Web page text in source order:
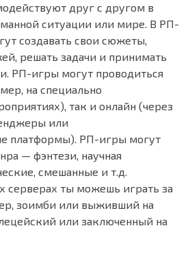
друг с другом в
ситуации или мире. В РП-
создавать свои сюжеты,
решать задачи и принимать
РП-игры могут проводиться
на специально
так и онлайн (через
или
платформы). РП-игры могут
— фэнтези, научная
смешанные и т.д.
серверах ты можешь играть за
зоимби или выживший на
или заключенный на